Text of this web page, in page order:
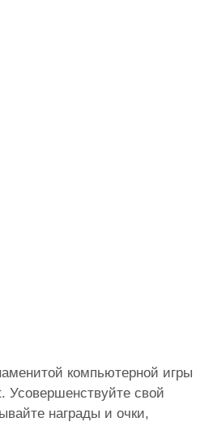
компьютерной игры
Усовершенствуйте свой
награды и очки,